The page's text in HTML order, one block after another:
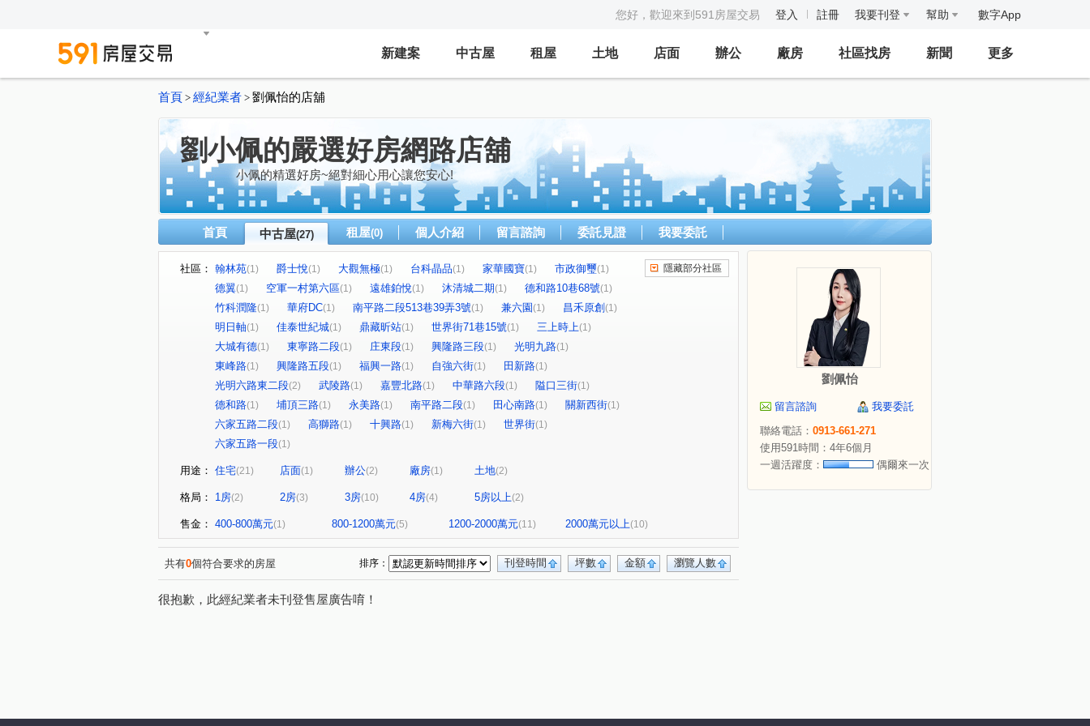
您好，歡迎來到591房屋交易 登入 註冊 我要刊登 幫助 數字App
新建案 中古屋 租屋 土地 店面 辦公 廠房 社區找房 新聞 更多
首頁 > 經紀業者 > 劉佩怡的店舖
劉小佩的嚴選好房網路店舖
小佩的精選好房~絕對細心用心讓您安心!
首頁 中古屋(27) 租屋(0) 個人介紹 留言諮詢 委託見證 我要委託
社區： 翰林苑(1) 爵士悅(1) 大觀無極(1) 台科晶品(1) 家華國寶(1) 市政御璽(1)
德翼(1) 空軍一村第六區(1) 遠雄鉑悅(1) 沐清城二期(1) 德和路10巷68號(1)
竹科潤隆(1) 華府DC(1) 南平路二段513巷39弄3號(1) 兼六園(1) 昌禾原創 (1)
明日軸(1) 佳泰世紀城(1) 鼎藏昕站(1) 世界街71巷15號(1) 三上時上(1)
大城有德(1) 東寧路二段(1) 庄東段(1) 興隆路三段(1) 光明九路(1)
東峰路(1) 興隆路五段(1) 福興一路(1) 自強六街(1) 田新路(1)
光明六路東二段(2) 武陵路(1) 嘉豐北路(1) 中華路六段(1) 隘口三街(1)
德和路(1) 埔頂三路(1) 永美路(1) 南平路二段(1) 田心南路(1) 關新西街(1)
六家五路二段(1) 高獅路(1) 十興路(1) 新梅六街(1) 世界街(1)
六家五路一段(1)
隱藏部分社區
用途： 住宅(21) 店面(1) 辦公(2) 廠房(1) 土地(2)
格局： 1房(2) 2房(3) 3房(10) 4房(4) 5房以上(2)
售金： 400-800萬元(1) 800-1200萬元(5) 1200-2000萬元(11) 2000萬元以上(10)
共有0個符合要求的房屋 瀏覽人數
金額
坪數
刊登時間
排序：
很抱歉，此經紀業者未刊登售屋廣告唷！
劉佩怡
留言諮詢
我要委託
聯絡電話： 0913-661-271
使用591時間：4年6個月
一週活躍度：
偶爾來一次